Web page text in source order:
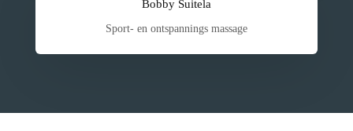
Bobby Suitela
Sport- en ontspannings massage